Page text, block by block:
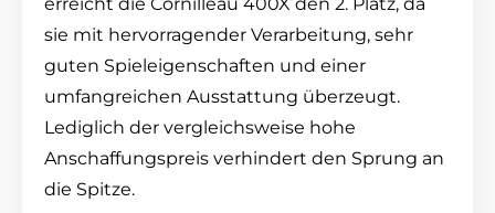
sie mit hervorragender Verarbeitung, sehr
guten Spieleigenschaften und einer
umfangreichen Ausstattung überzeugt.
Lediglich der vergleichsweise hohe
Anschaffungspreis verhindert den Sprung an
die Spitze.